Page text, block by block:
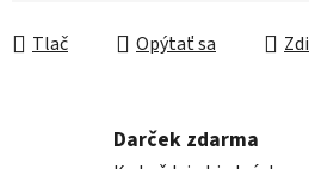
Tlač Opýtať sa
Darček zdarma